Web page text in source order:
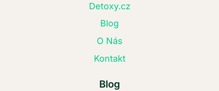
Detoxy.cz
Blog
O Nás
Kontakt
Blog